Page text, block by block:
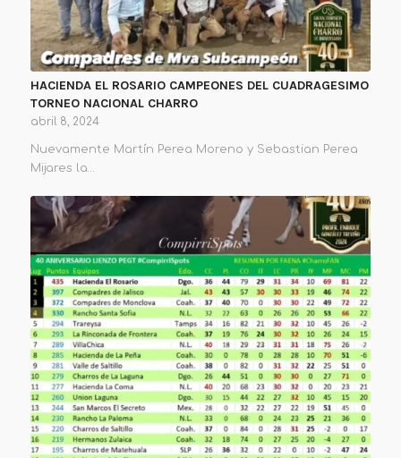
HACIENDA EL ROSARIO CAMPEONES DEL CUADRAGESIMO
TORNEO NACIONAL CHARRO
abril 8, 2024
Nuevamente Martín Perea Moreno y Sebastian Perea
Mijares la…